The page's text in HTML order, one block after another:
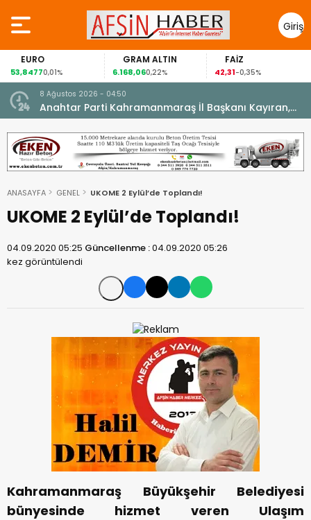
Giriş
Yap
EURO
53,84770,01%
GRAM ALTIN
6.168,060,22%
FAİZ
42,31-0,35%
8 Ağustos 2026 - 04:50
Anahtar Parti Kahramanmaraş İl Başkanı Kayıran,
Afşin Teşkilatı ile buluştu.
ANASAYFA GENEL UKOME 2 Eylül’de Toplandı!
UKOME 2 Eylül’de Toplandı!
04.09.2020 05:25 Güncellenme :04.09.2020 05:26
kez görüntülendi
Kahramanmaraş Büyükşehir Belediyesi
bünyesinde hizmet veren Ulaşım